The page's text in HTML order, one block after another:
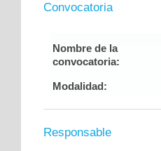
Convocatoria
Nombre de la
convocatoria:
Modalidad:
Responsable